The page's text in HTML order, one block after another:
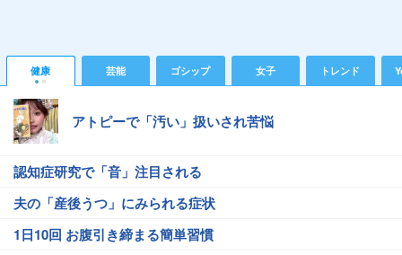
健康 芸能 ゴシップ 女子 トレンド
アトピーで「汚い」扱いされ苦悩
認知症研究で「音」注目される
夫の「産後うつ」にみられる症状
1日10回 お腹引き締まる簡単習慣